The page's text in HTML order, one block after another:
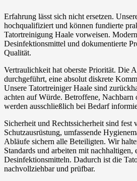
Erfahrung lässt sich nicht ersetzen.
hochqualifiziert und können fundierte
Tatortreinigung Haale vorweisen.
Desinfektionsmittel und dokumentierte
Qualität.
Vertraulichkeit hat oberste Priorität. Die
durchgeführt, eine absolut diskrete
Unsere Tatortreiniger Haale sind
achten auf Würde. Betroffene, Nachbarn
werden ausschließlich bei Bedarf
Sicherheit und Rechtssicherheit sind fest
Schutzausrüstung, umfassende
Abläufe sichern alle Beteiligten. Wir
Standards und arbeiten mit
Desinfektionsmitteln. Dadurch ist die
nachvollziehbar und prüfbar.